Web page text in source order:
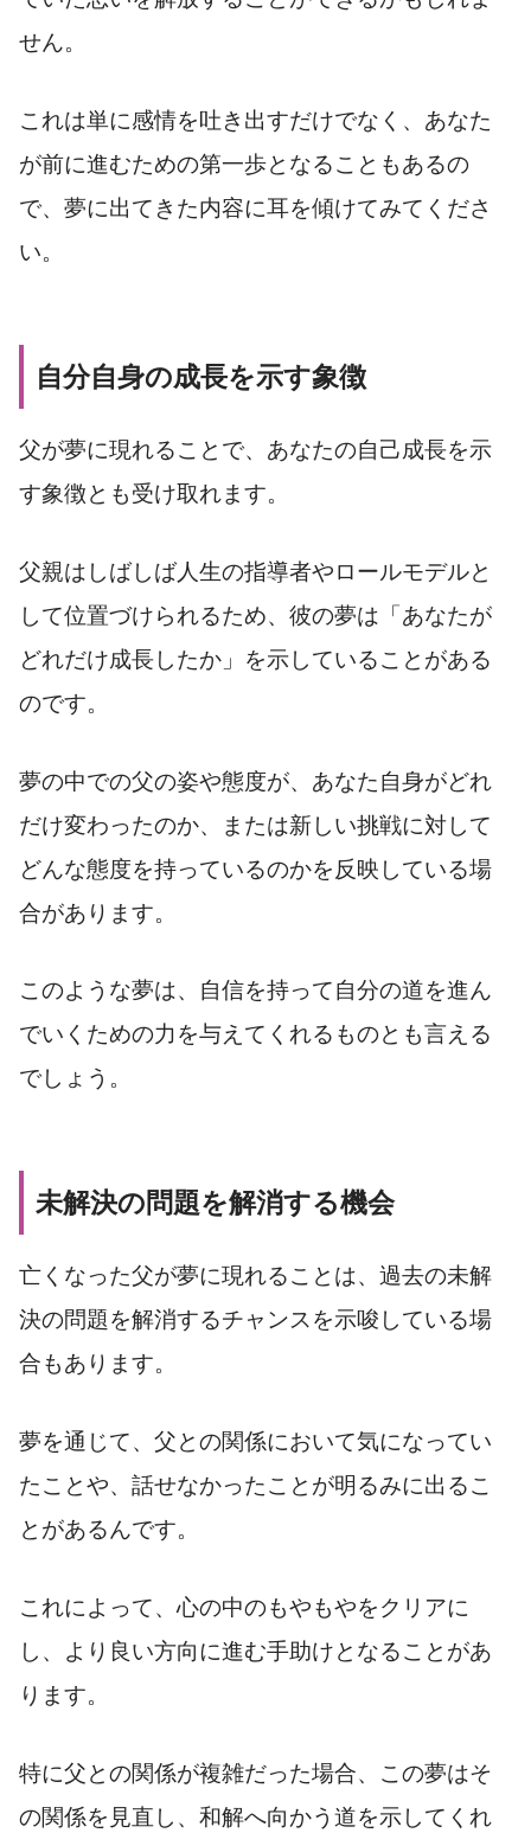
せん。
これは単に感情を吐き出すだけでなく、あなた
が前に進むための第一歩となることもあるの
で、夢に出てきた内容に耳を傾けてみてくださ
い。
自分自身の成長を示す象徴
父が夢に現れることで、あなたの自己成長を示
す象徴とも受け取れます。
父親はしばしば人生の指導者やロールモデルと
して位置づけられるため、彼の夢は「あなたが
どれだけ成長したか」を示していることがある
のです。
夢の中での父の姿や態度が、あなた自身がどれ
だけ変わったのか、または新しい挑戦に対して
どんな態度を持っているのかを反映している場
合があります。
このような夢は、自信を持って自分の道を進ん
でいくための力を与えてくれるものとも言える
でしょう。
未解決の問題を解消する機会
亡くなった父が夢に現れることは、過去の未解
決の問題を解消するチャンスを示唆している場
合もあります。
夢を通じて、父との関係において気になってい
たことや、話せなかったことが明るみに出るこ
とがあるんです。
これによって、心の中のもやもやをクリアに
し、より良い方向に進む手助けとなることがあ
ります。
特に父との関係が複雑だった場合、この夢はそ
の関係を見直し、和解へ向かう道を示してくれ